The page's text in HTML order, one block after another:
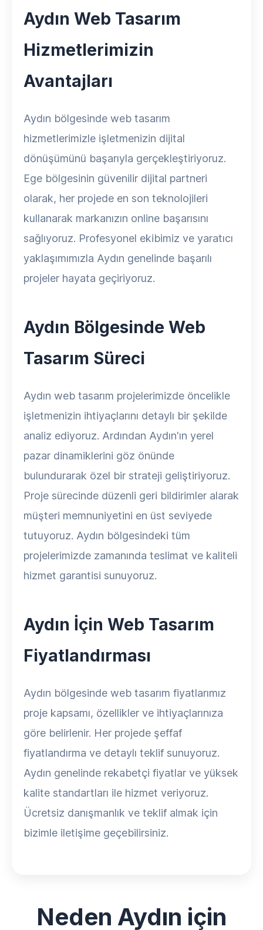
Aydın Web Tasarım
Hizmetlerimizin
Avantajları
Aydın bölgesinde web tasarım
hizmetlerimizle işletmenizin dijital
dönüşümünü başarıyla gerçekleştiriyoruz.
Ege bölgesinin güvenilir dijital partneri
olarak, her projede en son teknolojileri
kullanarak markanızın online başarısını
sağlıyoruz. Profesyonel ekibimiz ve yaratıcı
yaklaşımımızla Aydın genelinde başarılı
projeler hayata geçiriyoruz.
Aydın Bölgesinde Web
Tasarım Süreci
Aydın web tasarım projelerimizde öncelikle
işletmenizin ihtiyaçlarını detaylı bir şekilde
analiz ediyoruz. Ardından Aydın'ın yerel
pazar dinamiklerini göz önünde
bulundurarak özel bir strateji geliştiriyoruz.
Proje sürecinde düzenli geri bildirimler alarak
müşteri memnuniyetini en üst seviyede
tutuyoruz. Aydın bölgesindeki tüm
projelerimizde zamanında teslimat ve kaliteli
hizmet garantisi sunuyoruz.
Aydın İçin Web Tasarım
Fiyatlandırması
Aydın bölgesinde web tasarım fiyatlarımız
proje kapsamı, özellikler ve ihtiyaçlarınıza
göre belirlenir. Her projede şeffaf
fiyatlandırma ve detaylı teklif sunuyoruz.
Aydın genelinde rekabetçi fiyatlar ve yüksek
kalite standartları ile hizmet veriyoruz.
Ücretsiz danışmanlık ve teklif almak için
bizimle iletişime geçebilirsiniz.
Neden Aydın için